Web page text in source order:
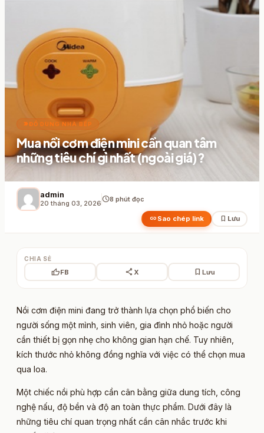
label_importantĐỒ DÙNG NHÀ BẾP
Mua nồi cơm điện mini cần quan tâm
những tiêu chí gì nhất (ngoài giá)?
admin
20 tháng 03, 2026schedule8 phút đọc
link Sao chép link bookmark Lưu
CHIA SẺ
thumb_upFB share X bookmark Lưu
Nồi cơm điện mini đang trở thành lựa chọn phổ biến cho
người sống một mình, sinh viên, gia đình nhỏ hoặc người
cần thiết bị gọn nhẹ cho không gian hạn chế. Tuy nhiên,
kích thước nhỏ không đồng nghĩa với việc có thể chọn mua
qua loa.
Một chiếc nồi phù hợp cần cân bằng giữa dung tích, công
nghệ nấu, độ bền và độ an toàn thực phẩm. Dưới đây là
những tiêu chí quan trọng nhất cần cân nhắc trước khi